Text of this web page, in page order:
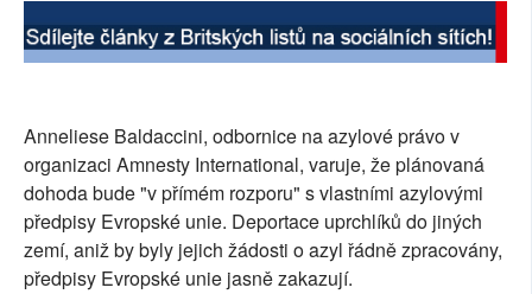
Anneliese Baldaccini, odbornice na azylové právo v
organizaci Amnesty International, varuje, že plánovaná
dohoda bude "v přímém rozporu" s vlastními azylovými
předpisy Evropské unie. Deportace uprchlíků do jiných
zemí, aniž by byly jejich žádosti o azyl řádně zpracovány,
předpisy Evropské unie jasně zakazují.